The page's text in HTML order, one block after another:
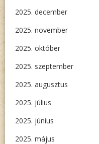
2025. december
2025. november
2025. október
2025. szeptember
2025. augusztus
2025. július
2025. június
2025. május